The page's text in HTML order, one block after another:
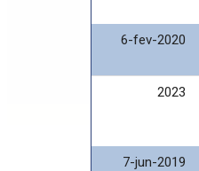
6-fev-2020
2023
7-jun-2019